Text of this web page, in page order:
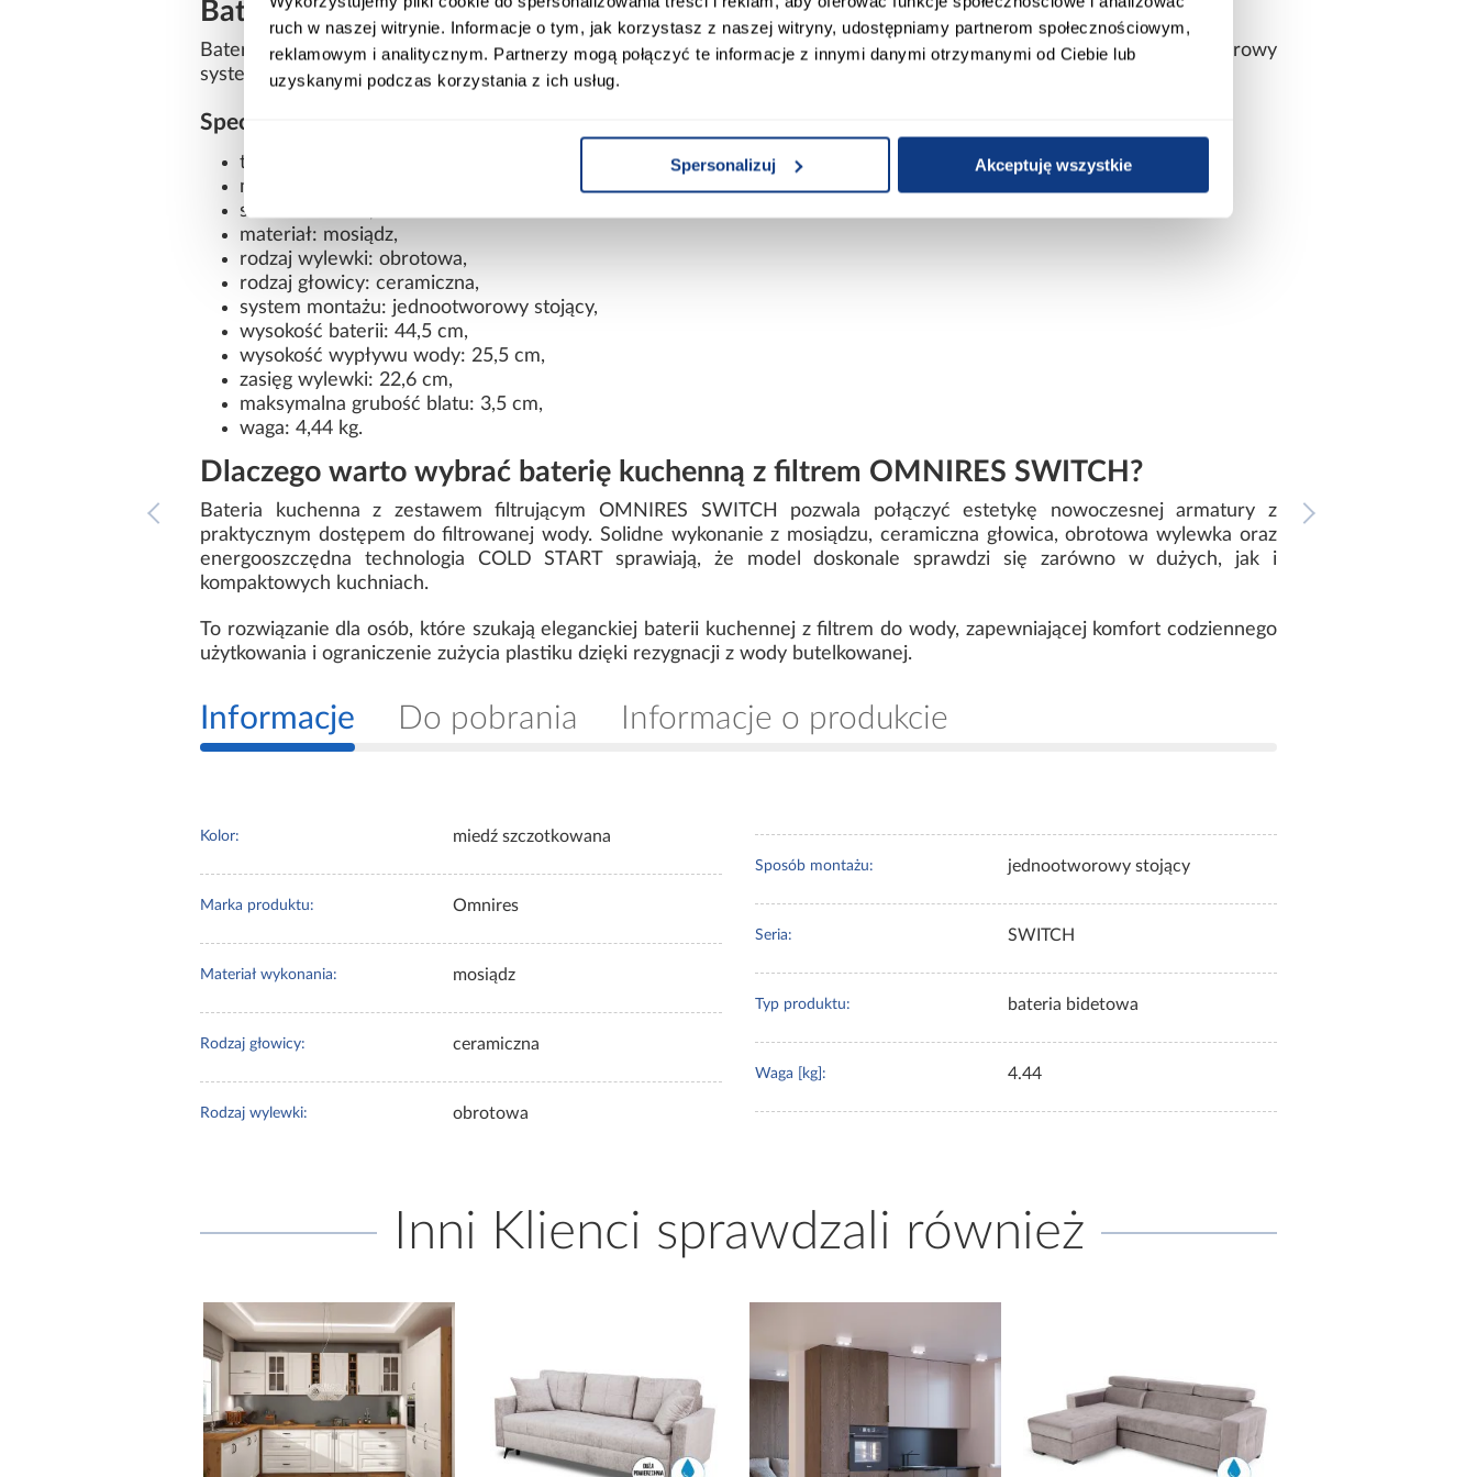
ruch w naszej witrynie. Informacje o tym, jak korzystasz z naszej witryny, udostępniamy partnerom społecznościowym,
reklamowym i analitycznym. Partnerzy mogą połączyć te informacje z innymi danymi otrzymanymi od Ciebie lub
uzyskanymi podczas korzystania z ich usług.
Spersonalizuj Akceptuję wszystkie
Bateria kuchenna stojąca z obrotową wylewką – parametry techniczne
Bateria kuchenna OMNIRES SWITCH została zaprojektowana z myślą o wygodnym i szybkim montażu. Jednootworowy
system instalacji pozwala na łatwe dopasowanie do większości zlewów i blatów kuchennych.
Specyfikacja produktu:
typ produktu: bateria kuchenna,
marka: OMNIRES,
seria: SWITCH,
materiał: mosiądz,
rodzaj wylewki: obrotowa,
rodzaj głowicy: ceramiczna,
system montażu: jednootworowy stojący,
wysokość baterii: 44,5 cm,
wysokość wypływu wody: 25,5 cm,
zasięg wylewki: 22,6 cm,
maksymalna grubość blatu: 3,5 cm,
waga: 4,44 kg.
Dlaczego warto wybrać baterię kuchenną z filtrem OMNIRES SWITCH?
Bateria kuchenna z zestawem filtrującym OMNIRES SWITCH pozwala połączyć estetykę nowoczesnej armatury z
praktycznym dostępem do filtrowanej wody. Solidne wykonanie z mosiądzu, ceramiczna głowica, obrotowa wylewka oraz
energooszczędna technologia COLD START sprawiają, że model doskonale sprawdzi się zarówno w dużych, jak i
kompaktowych kuchniach.
To rozwiązanie dla osób, które szukają eleganckiej baterii kuchennej z filtrem do wody, zapewniającej komfort codziennego
użytkowania i ograniczenie zużycia plastiku dzięki rezygnacji z wody butelkowanej.
Informacje Do pobrania Informacje o produkcie
Kolor: miedź szczotkowana
Marka produktu: Omnires
Materiał wykonania: mosiądz
Rodzaj głowicy: ceramiczna
Rodzaj wylewki: obrotowa
Sposób montażu: jednootworowy stojący
Seria: SWITCH
Typ produktu: bateria bidetowa
Waga [kg]: 4.44
Inni Klienci sprawdzali również